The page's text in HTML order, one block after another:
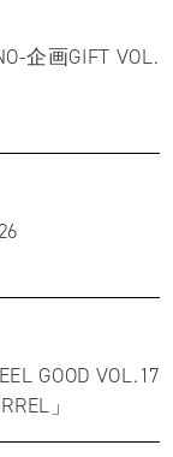
企画GIFT VOL.
GOOD VOL.17
」